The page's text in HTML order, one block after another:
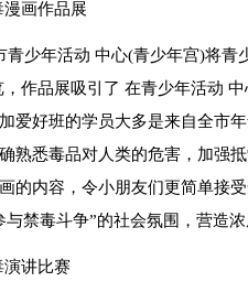
画作品展
青少年活动 中心(青少年宫)将
作品展吸引了 在青少年活动
爱好班的学员大多是来自全市
熟悉毒品对人类的危害，加强
的内容，令小朋友们更简单接
禁毒斗争”的社会氛围，营造浓
讲比赛